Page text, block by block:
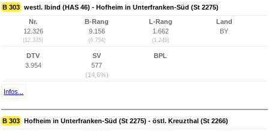
B 303 westl. Ibind (HAS 46) - Hofheim in Unterfranken-Süd (St 2275)
Nr.
12.326
(12.335)
B-Rang
9.156
(6.754)
L-Rang
1.662
(1.249)
Land
BY
DTV
3.954
SV
577
(14,6%)
BPL
Infos...
B 303 Hofheim in Unterfranken-Süd (St 2275) - östl. Kreuzthal (St 2266)